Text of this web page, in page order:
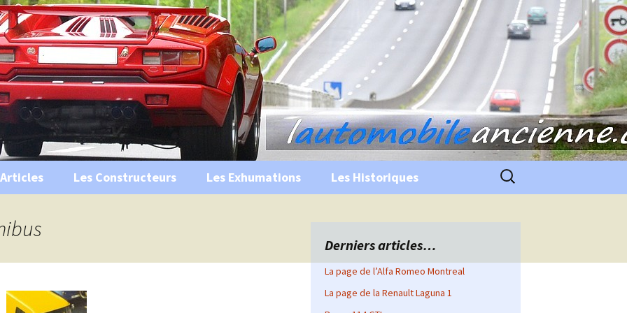
Ancienne
historiques …
Les Constructeurs Les Exhumations Les Historiques Rechercher :
Derniers articles…
La page de l’Alfa Romeo Montreal
La page de la Renault Laguna 1